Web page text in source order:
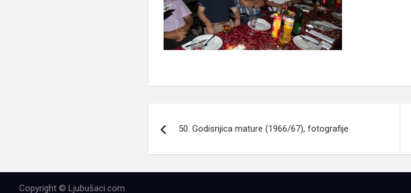
članaka
50. Godisnjica mature (1966/67), fotografije
Copyright © Ljubušaci.com